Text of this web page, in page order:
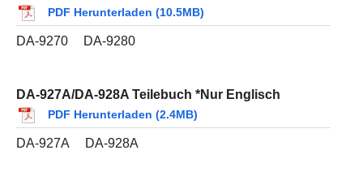
PDF Herunterladen (10.5MB)
DA-9270 DA-9280
DA-927A/DA-928A Teilebuch *Nur Englisch
PDF Herunterladen (2.4MB)
DA-927A DA-928A